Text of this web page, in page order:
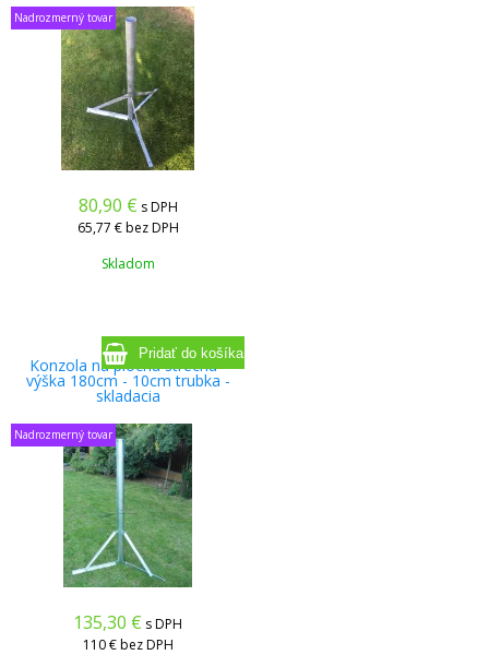
Nadrozmerný tovar
80,90 € s DPH
65,77 € bez DPH
Skladom
Konzola na plochú strechu -
výška 180cm - 10cm trubka -
skladacia
Nadrozmerný tovar
135,30 € s DPH
110 € bez DPH